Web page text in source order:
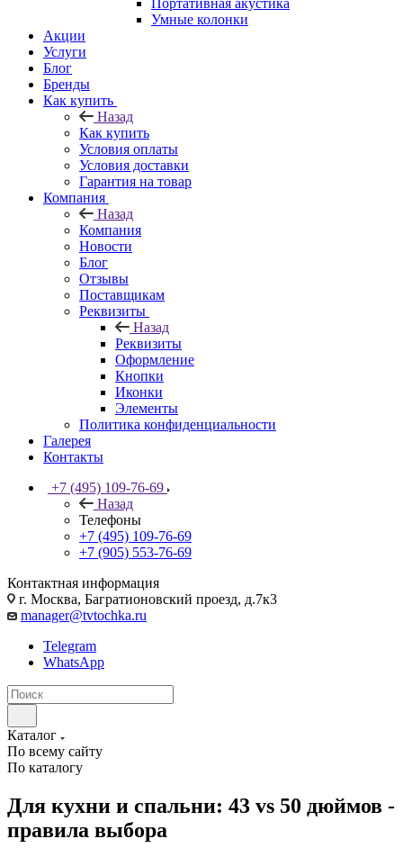
Портативная акустика
Умные колонки
Акции
Услуги
Блог
Бренды
Как купить
Назад
Как купить
Условия оплаты
Условия доставки
Гарантия на товар
Компания
Назад
Компания
Новости
Блог
Отзывы
Поставщикам
Реквизиты
Назад
Реквизиты
Оформление
Кнопки
Иконки
Элементы
Политика конфиденциальности
Галерея
Контакты
+7 (495) 109-76-69
Назад
Телефоны
+7 (495) 109-76-69
+7 (905) 553-76-69
Контактная информация
г. Москва, Багратионовский проезд, д.7к3
manager@tvtochka.ru
Telegram
WhatsApp
Каталог
По всему сайту
По каталогу
Для кухни и спальни: 43 vs 50 дюймов -
правила выбора